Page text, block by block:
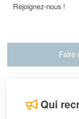
Rejoignez-nous !
Faire
Qui